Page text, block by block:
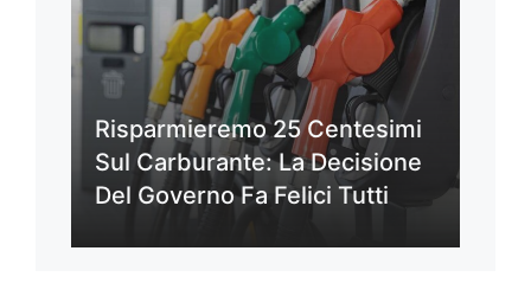
Risparmieremo 25 Centesimi
Sul Carburante: La Decisione
Del Governo Fa Felici Tutti